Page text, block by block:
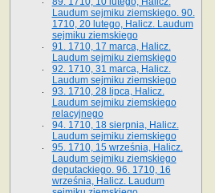
Laudum sejmiku ziemskiego. 90.
1710, 20 lutego, Halicz. Laudum
sejmiku ziemskiego
91. 1710, 17 marca, Halicz.
Laudum sejmiku ziemskiego
92. 1710, 31 marca, Halicz.
Laudum sejmiku ziemskiego
93. 1710, 28 lipca, Halicz.
Laudum sejmiku ziemskiego
relacyjnego
94. 1710, 18 sierpnia, Halicz.
Laudum sejmiku ziemskiego
95. 1710, 15 września, Halicz.
Laudum sejmiku ziemskiego
deputackiego. 96. 1710, 16
września, Halicz. Laudum